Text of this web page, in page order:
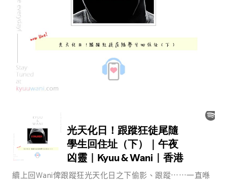
續上回Wani俾跟蹤狂光天化日之下偷影、跟蹤⋯⋯一直喺